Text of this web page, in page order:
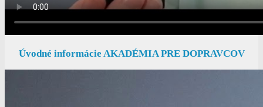
Úvodné informácie AKADÉMIA PRE DOPRAVCOV